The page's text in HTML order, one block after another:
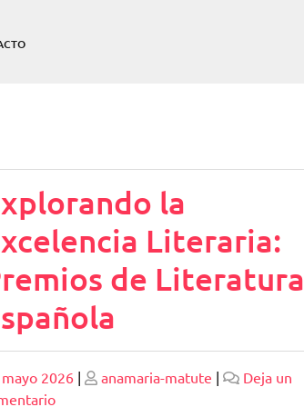
la
Literaria:
de Literatura
2026| Publicado
anamaria-matute |
Deja un
en